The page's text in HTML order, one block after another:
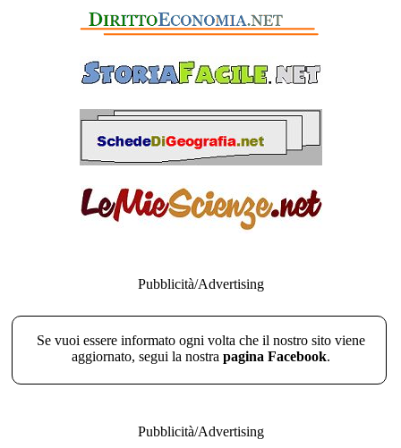
Pubblicità/Advertising
Se vuoi essere informato ogni volta che il nostro sito viene
aggiornato, segui la nostrapagina Facebook.
Pubblicità/Advertising